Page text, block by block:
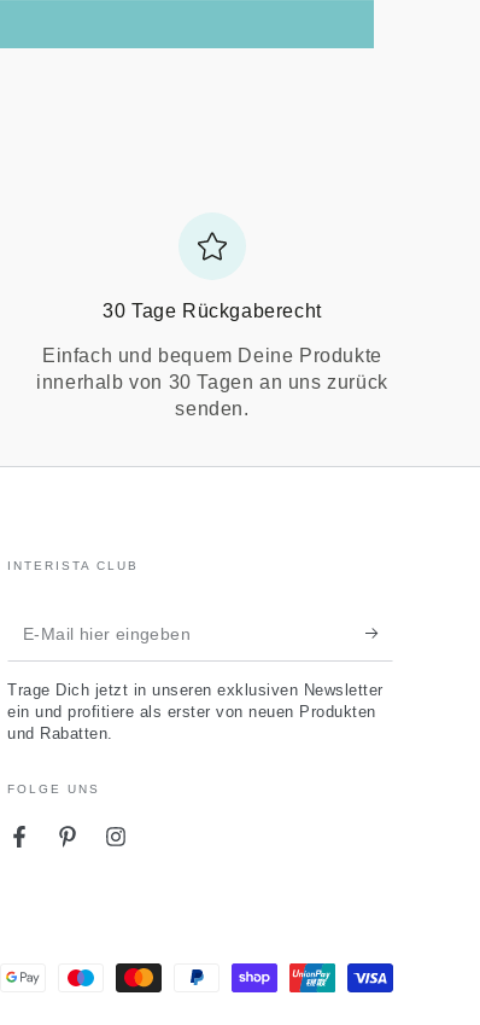
30 Tage Rückgaberecht
Einfach und bequem Deine Produkte
innerhalb von 30 Tagen an uns zurück
senden.
INTERISTA CLUB
E-
Mail
hier
eingeben
Trage Dich jetzt in unseren exklusiven Newsletter
ein und profitiere als erster von neuen Produkten
und Rabatten.
FOLGE UNS
FacebookPinterestInstagram